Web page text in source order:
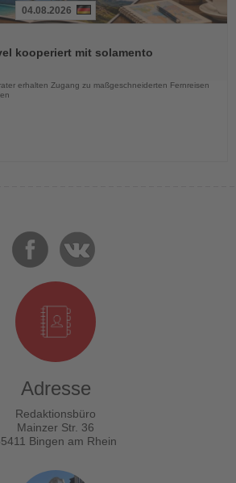
04.08.2026
kooperiert mit solamento
erhalten Zugang zu maßgeschneiderten Fernreisen
Adresse
Redaktionsbüro
Mainzer Str. 36
Bingen am Rhein